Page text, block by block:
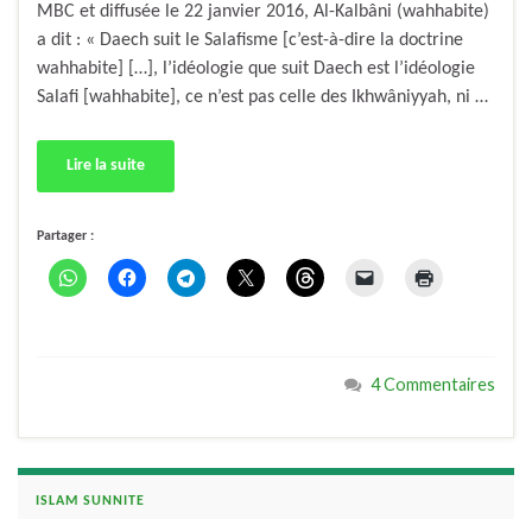
MBC et diffusée le 22 janvier 2016, Al-Kalbâni (wahhabite)
a dit : « Daech suit le Salafisme [c’est-à-dire la doctrine
wahhabite] […], l’idéologie que suit Daech est l’idéologie
Salafi [wahhabite], ce n’est pas celle des Ikhwâniyyah, ni …
Lire la suite
Partager :
4 Commentaires
ISLAM SUNNITE